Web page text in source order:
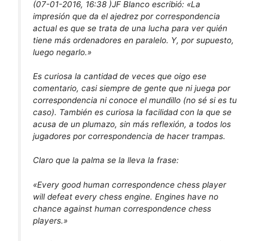
(07-01-2016, 16:38 )JF Blanco escribió: «La
impresión que da el ajedrez por correspondencia
actual es que se trata de una lucha para ver quién
tiene más ordenadores en paralelo. Y, por supuesto,
luego negarlo.»
Es curiosa la cantidad de veces que oigo ese
comentario, casi siempre de gente que ni juega por
correspondencia ni conoce el mundillo (no sé si es tu
caso). También es curiosa la facilidad con la que se
acusa de un plumazo, sin más reflexión, a todos los
jugadores por correspondencia de hacer trampas.
Claro que la palma se la lleva la frase:
«Every good human correspondence chess player
will defeat every chess engine. Engines have no
chance against human correspondence chess
players.»